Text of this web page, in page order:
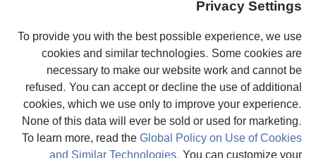
Privacy Settings
To provide you with the best possible experience, we use
cookies and similar technologies. Some cookies are
necessary to make our website work and cannot be
refused. You can accept or decline the use of additional
cookies, which we use only to improve your experience.
None of this data will ever be sold or used for marketing.
To learn more, read the Global Policy on Use of Cookies
ئىئانىلەر
new
window)كۆزىتىش مۇنارى تور كۈتۈپخانىسى
new
window)
JW Hub
®
new
window)